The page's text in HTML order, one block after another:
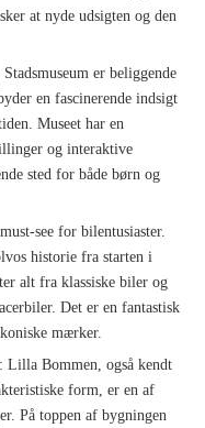
at nyde udsigten og den
er beliggende
en fascinerende indsigt
Museet har en
og interaktive
sted for både børn og
see for bilentusiaster.
historie fra starten i
alt fra klassiske biler og
Det er en fantastisk
mærker.
: Lilla Bommen, også kendt
form, er en af
På toppen af bygningen